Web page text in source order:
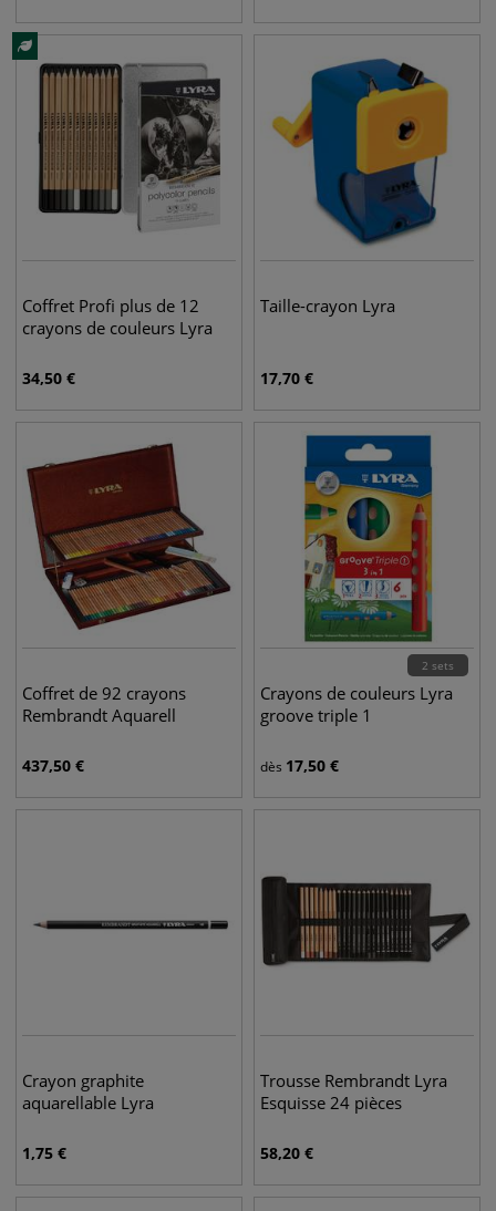
Coffret Profi plus de 12
crayons de couleurs Lyra
34,50 €
Taille-crayon Lyra
17,70 €
Coffret de 92 crayons
Rembrandt Aquarell
437,50 €
2 sets
Crayons de couleurs Lyra
groove triple 1
dès 17,50 €
Crayon graphite
aquarellable Lyra
1,75 €
Trousse Rembrandt Lyra
Esquisse 24 pièces
58,20 €